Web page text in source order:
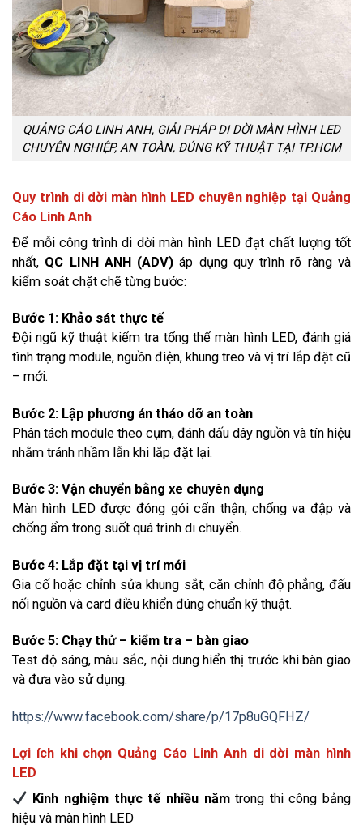
QUẢNG CÁO LINH ANH, GIẢI PHÁP DI DỜI MÀN HÌNH LED
CHUYÊN NGHIỆP, AN TOÀN, ĐÚNG KỸ THUẬT TẠI TP.HCM
Quy trình di dời màn hình LED chuyên nghiệp tại Quảng
Cáo Linh Anh
Để mỗi công trình di dời màn hình LED đạt chất lượng tốt
nhất, QC LINH ANH (ADV) áp dụng quy trình rõ ràng và
kiểm soát chặt chẽ từng bước:
Bước 1: Khảo sát thực tế
Đội ngũ kỹ thuật kiểm tra tổng thể màn hình LED, đánh giá
tình trạng module, nguồn điện, khung treo và vị trí lắp đặt cũ
– mới.
Bước 2: Lập phương án tháo dỡ an toàn
Phân tách module theo cụm, đánh dấu dây nguồn và tín hiệu
nhằm tránh nhầm lẫn khi lắp đặt lại.
Bước 3: Vận chuyển bằng xe chuyên dụng
Màn hình LED được đóng gói cẩn thận, chống va đập và
chống ẩm trong suốt quá trình di chuyển.
Bước 4: Lắp đặt tại vị trí mới
Gia cố hoặc chỉnh sửa khung sắt, căn chỉnh độ phẳng, đấu
nối nguồn và card điều khiển đúng chuẩn kỹ thuật.
Bước 5: Chạy thử – kiểm tra – bàn giao
Test độ sáng, màu sắc, nội dung hiển thị trước khi bàn giao
và đưa vào sử dụng.
https://www.facebook.com/share/p/17p8uGQFHZ/
Lợi ích khi chọn Quảng Cáo Linh Anh di dời màn hình
LED
Kinh nghiệm thực tế nhiều nămtrong thi công bảng
hiệu và màn hình LED